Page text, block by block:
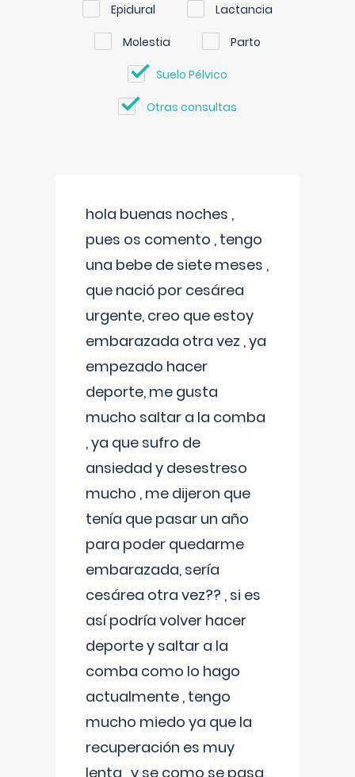
Epidural Lactancia
Molestia Parto
Suelo Pélvico
Otras consultas
hola buenas noches ,
pues os comento , tengo
una bebe de siete meses ,
que nació por cesárea
urgente, creo que estoy
embarazada otra vez , ya
empezado hacer
deporte, me gusta
mucho saltar a la comba
, ya que sufro de
ansiedad y desestreso
mucho , me dijeron que
tenía que pasar un año
para poder quedarme
embarazada, sería
cesárea otra vez?? , si es
así podría volver hacer
deporte y saltar a la
comba como lo hago
actualmente , tengo
mucho miedo ya que la
recuperación es muy
lenta , y se como se pasa ,